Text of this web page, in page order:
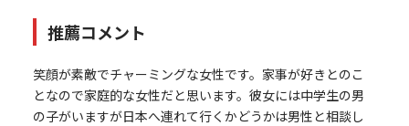
推薦コメント
笑顔が素敵でチャーミングな女性です。家事が好きとのこ
となので家庭的な女性だと思います。彼女には中学生の男
の子がいますが日本へ連れて行くかどうかは男性と相談し